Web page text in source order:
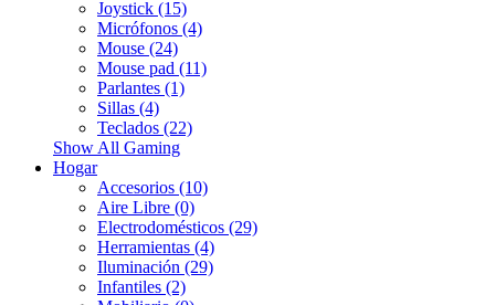
Joystick (15)
Micrófonos (4)
Mouse (24)
Mouse pad (11)
Parlantes (1)
Sillas (4)
Teclados (22)
Show All Gaming
Hogar
Accesorios (10)
Aire Libre (0)
Electrodomésticos (29)
Herramientas (4)
Iluminación (29)
Infantiles (2)